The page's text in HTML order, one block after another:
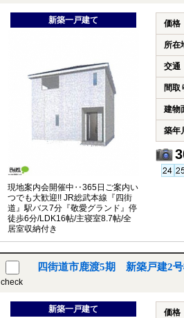
新築一戸建て
現地案内会開催中‥365日ご案内い
つでも大歓迎!! JR総武本線『四街
道』駅バス7分『敬愛グランド』停
徒歩6分/LDK16帖/主寝室8.7帖/全
居室収納付き
価格
所在
交通
間取
建物
築年
check
四街道市鹿渡5期 新築戸建2
新築一戸建て 価格